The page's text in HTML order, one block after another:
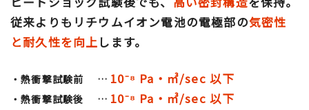
従来よりもリチウムイオン電池の電極部の気密性
と耐久性を向上 します。
・熱衝撃試験前 … 10⁻⁸ Pa・㎥/sec 以下
・熱衝撃試験後 … 10⁻⁸ Pa・㎥/sec 以下